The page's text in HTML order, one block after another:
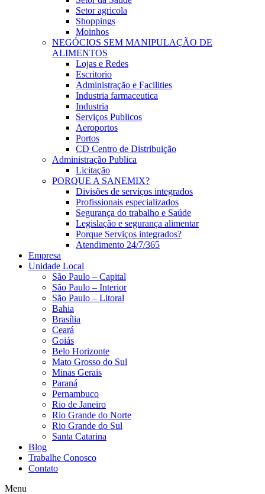
Setor agricola
Shoppings
Moinhos
NEGÓCIOS SEM MANIPULAÇÃO DE
ALIMENTOS
Lojas e Redes
Escritorio
Administração e Facilities
Industria farmaceutica
Industria
Serviços Publicos
Aeroportos
Portos
CD Centro de Distribuição
Administração Publica
Licitação
PORQUE A SANEMIX?
Divisões de serviços integrados
Profissionais especializados
Segurança do trabalho e Saúde
Legislação e segurança alimentar
Porque Serviços integrados?
Atendimento 24/7/365
Empresa
Unidade Local
São Paulo – Capital
São Paulo – Interior
São Paulo – Litoral
Bahia
Brasília
Ceará
Goiás
Belo Horizonte
Mato Grosso do Sul
Minas Gerais
Paraná
Pernambuco
Rio de Janeiro
Rio Grande do Norte
Rio Grande do Sul
Santa Catarina
Blog
Trabalhe Conosco
Contato
Menu